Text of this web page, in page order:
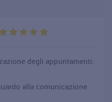
degli appuntamenti:
alla comunicazione